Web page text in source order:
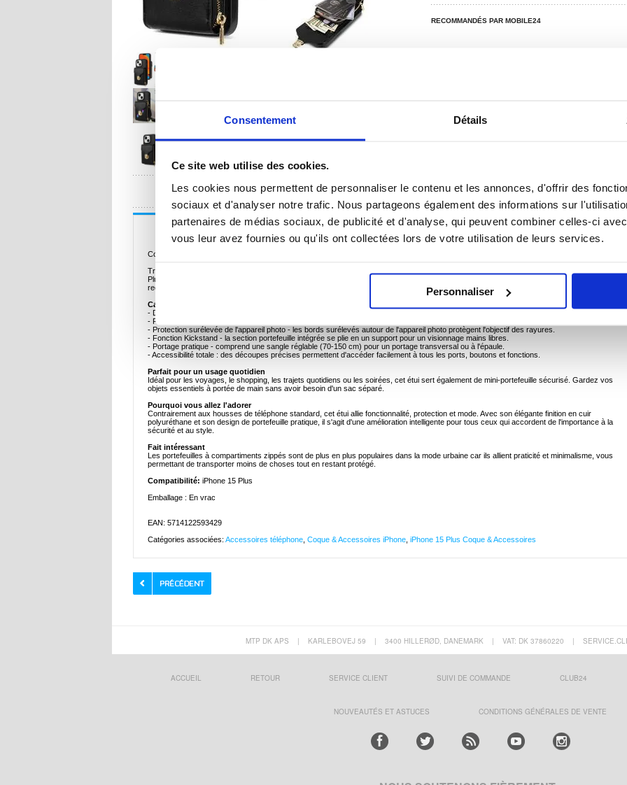
Consentement Détails
Ce site web utilise des cookies.
Les cookies nous permettent de personnaliser le contenu et les annonces, d'offrir des
sociaux et d'analyser notre trafic. Nous partageons également des informations sur
partenaires de médias sociaux, de publicité et d'analyse, qui peuvent combiner celles-ci
vous leur avez fournies ou qu'ils ont collectées lors de votre utilisation de leurs services.
Personnaliser
RECOMMANDÉS PAR MOBILE24
UNE QUESTION ? CONTACTEZ-NOUS ! CHAT EN DIRECT
Description
Coque protectrice tout-en-un en TPU avec portefeuille et dragonne pour iPhone 15 Plus
Transportez votre téléphone, vos cartes et votre argent dans un seul accessoire élégant grâce à cet étui portefeuille zippé pour iPhone 15
Plus. Fabriqué en TPU durable recouvert de cuir polyuréthane de première qualité, il offre une protection quotidienne tout en évitant d'avoir
recours à un portefeuille séparé. Parfait pour ceux qui recherchent à la fois le style, la commodité et la sécurité.
Caractéristiques principales
- Durable et protecteur - Le cadre en TPU avec revêtement en polyuréthane protège contre les rayures, les chutes et les empreintes digitales.
- Portefeuille sécurisé à fermeture éclair - la boucle matérielle et la fermeture éclair protègent les cartes, l'argent et les petits objets.
- Protection surélevée de l'appareil photo - les bords surélevés autour de l'appareil photo protègent l'objectif des rayures.
- Fonction Kickstand - la section portefeuille intégrée se plie en un support pour un visionnage mains libres.
- Portage pratique - comprend une sangle réglable (70-150 cm) pour un portage transversal ou à l'épaule.
- Accessibilité totale : des découpes précises permettent d'accéder facilement à tous les ports, boutons et fonctions.
Parfait pour un usage quotidien
Idéal pour les voyages, le shopping, les trajets quotidiens ou les soirées, cet étui sert également de mini-portefeuille sécurisé. Gardez vos
objets essentiels à portée de main sans avoir besoin d'un sac séparé.
Pourquoi vous allez l'adorer
Contrairement aux housses de téléphone standard, cet étui allie fonctionnalité, protection et mode. Avec son élégante finition en cuir
polyuréthane et son design de portefeuille pratique, il s'agit d'une amélioration intelligente pour tous ceux qui accordent de l'importance à la
sécurité et au style.
Fait intéressant
Les portefeuilles à compartiments zippés sont de plus en plus populaires dans la mode urbaine car ils allient praticité et minimalisme, vous
permettant de transporter moins de choses tout en restant protégé.
Compatibilité: iPhone 15 Plus
Emballage : En vrac
EAN: 5714122593429
Catégories associées: Accessoires téléphone Coque & Accessoires iPhone iPhone 15 Plus Coque & Accessoires
MTP DK APS | KARLEBOVEJ 59 | 3400 HILLERØD, DANEMARK | VAT: DK 37860220 |
ACCUEIL RETOUR SERVICE CLIENT SUIVI DE COMMANDE CLUB24
NOUVEAUTÉS ET ASTUCES CONDITIONS GÉNÉRALES DE VENTE